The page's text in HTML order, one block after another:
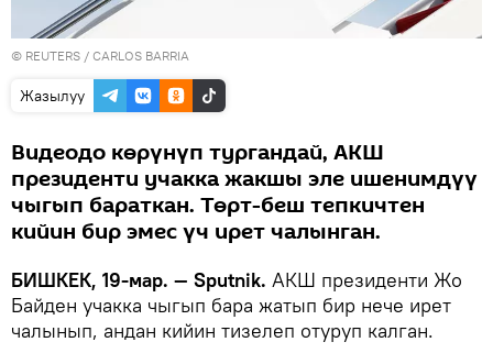
© REUTERS / CARLOS BARRIA
Жазылуу
Видеодо көрүнүп тургандай, АКШ
президенти учакка жакшы эле ишенимдүү
чыгып бараткан. Төрт-беш тепкичтен
кийин бир эмес үч ирет чалынган.
БИШКЕК, 19-мар. — Sputnik. АКШ президенти Жо
Байден учакка чыгып бара жатып бир нече ирет
чалынып, андан кийин тизелеп отуруп калган.